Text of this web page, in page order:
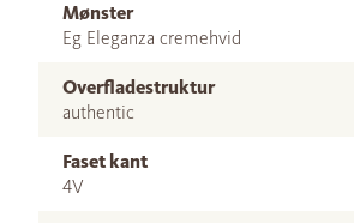
Mønster
Eg Eleganza cremehvid
Overfladestruktur
authentic
Faset kant
4V